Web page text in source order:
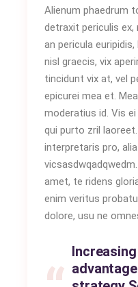
Alienum phaedrum
detraxit periculis ex,
an pericula
nisl graecis, vix
tincidunt vix at, vel
epicurei mea et.
moderatius id. Vis
qui purto zril
interpretaris pro,
amet, te ridens
enim veritus
dolore, usu ne